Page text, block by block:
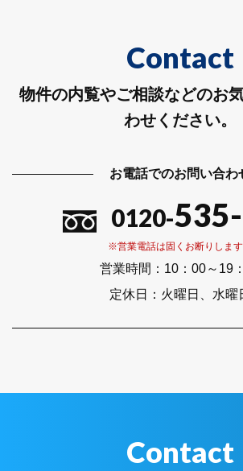
Contact
物件の内覧やご相談などのお
わせください。
お電話でのお問い合わ
0120-
※営業電話は固くお断りします
営業時間： 10：00～19
定休日： 火曜日、水曜
Contact